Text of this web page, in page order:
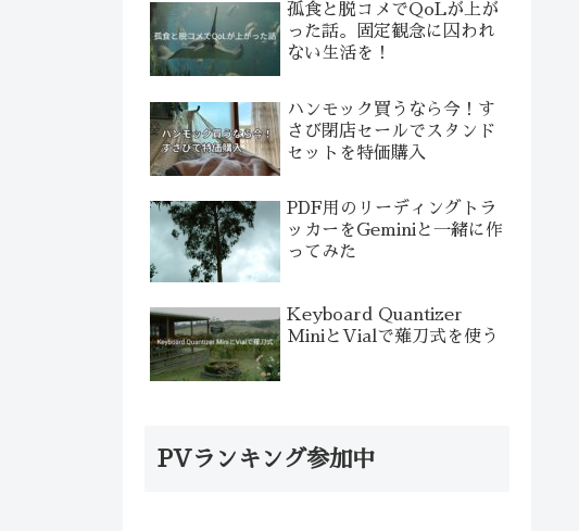
孤食と脱コメでQoLが上が
った話。固定観念に囚われ
ない生活を！
ハンモック買うなら今！す
さび閉店セールでスタンド
セットを特価購入
PDF用のリーディングトラ
ッカーをGeminiと一緒に作
ってみた
Keyboard Quantizer
MiniとVialで薙刀式を使う
PVランキング参加中